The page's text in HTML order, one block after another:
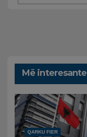
Më interesante
QARKU FIER